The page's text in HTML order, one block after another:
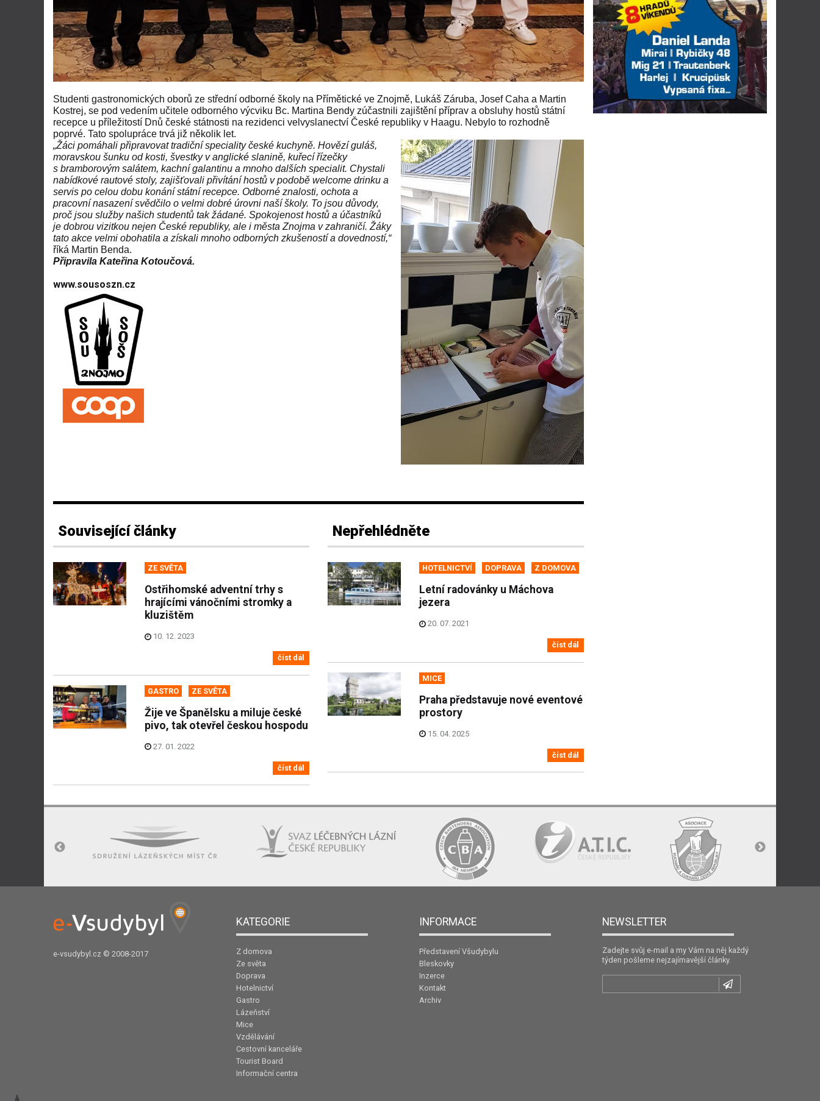
Studenti gastronomických oborů ze střední odborné školy na Přímětické ve Znojmě, Lukáš Záruba, Josef Caha a Martin
Kostrej, se pod vedením učitele odborného výcviku Bc. Martina Bendy zúčastnili zajištění příprav a obsluhy hostů státní
recepce u příležitostí Dnů české státnosti na rezidenci velvyslanectví České republiky v Haagu. Nebylo to rozhodně
poprvé. Tato spolupráce trvá již několik let.
„Žáci pomáhali připravovat tradiční speciality české kuchyně. Hovězí guláš,
moravskou šunku od kosti, švestky v anglické slanině, kuřecí řízečky
s bramborovým salátem, kachní galantinu a mnoho dalších specialit. Chystali
nabídkové rautové stoly, zajišťovali přivítání hostů v podobě welcome drinku a
servis po celou dobu konání státní recepce. Odborné znalosti, ochota a
pracovní nasazení svědčilo o velmi dobré úrovni naší školy. To jsou důvody,
proč jsou služby našich studentů tak žádané. Spokojenost hostů a účastníků
je dobrou vizitkou nejen České republiky, ale i města Znojma v zahraničí. Žáky
tato akce velmi obohatila a získali mnoho odborných zkušeností a dovedností,“
říká Martin Benda.
Připravila Kateřina Kotoučová.
www.sousoszn.cz
Související články
ZE SVĚTA
Ostřihomské adventní trhy s
hrajícími vánočními stromky a
kluzištěm
10. 12. 2023
číst dál
GASTRO ZE SVĚTA
Žije ve Španělsku a miluje české
pivo, tak otevřel českou hospodu
27. 01. 2022
číst dál
Nepřehlédněte
HOTELNICTVÍ DOPRAVA Z DOMOVA
Letní radovánky u Máchova
jezera
20. 07. 2021
číst dál
MICE
Praha představuje nové eventové
prostory
15. 04. 2025
číst dál
e-vsudybyl.cz © 2008-2017
KATEGORIE
Z domova
Ze světa
Doprava
Hotelnictví
Gastro
Lázeňství
Mice
Vzdělávání
Cestovní kanceláře
Tourist Board
Informační centra
INFORMACE
Představení Všudybylu
Bleskovky
Inzerce
Kontakt
Archiv
NEWSLETTER
Zadejte svůj e-mail a my Vám na něj každý
týden pošleme nejzajímavější články.